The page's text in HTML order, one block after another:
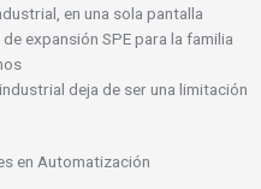
en una sola pantalla
expansión SPE para la familia
deja de ser una limitación
en Automatización